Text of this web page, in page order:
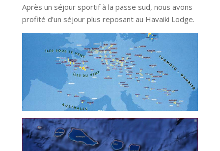
Après un séjour sportif à la passe sud, nous avons
profité d’un séjour plus reposant au Havaiki Lodge.